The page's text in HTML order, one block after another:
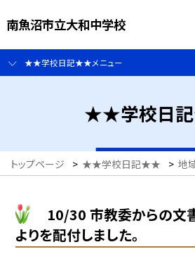
南魚沼市立大和中学校
★★学校日記★★メニュー
★★学校日
トップページ > ★★学校日記★★ > 地
10/30 市教委からの文
よりを配付しました。